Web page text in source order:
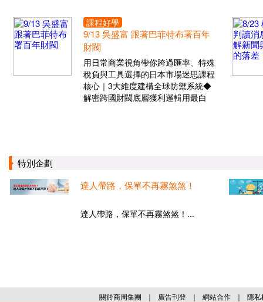
課程好學
9/13 吳盛富 跟著巴菲特布署百年
財閥
用日常商業視角帶你跨過匯率、特殊
稅負與工具選擇的日本市場迷思課程
核心｜3大維度建構全球防禦系統◆
解密跨國財閥底層獲利邏輯用最白
特別企劃
達人帶路，保單不再霧煞煞！
達人帶路，保單不再霧煞煞！...
關於商周集團 ｜ 廣告刊登 ｜ 網站合作 ｜ 隱私